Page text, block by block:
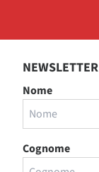
NEWSLETTER
Nome
Cognome